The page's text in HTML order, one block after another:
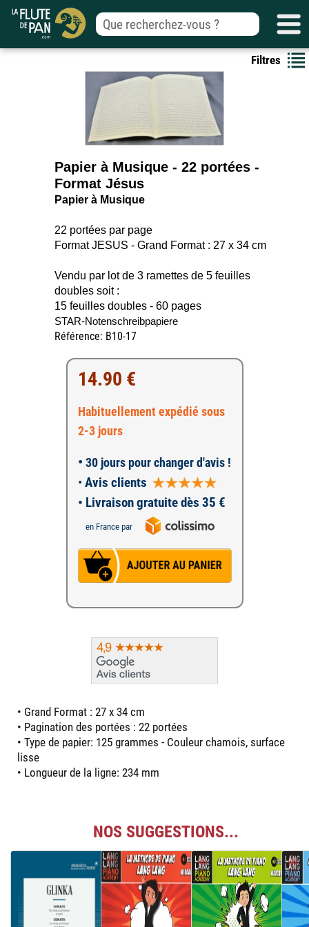
Filtres
Papier à Musique - 22 portées -
Format Jésus
Papier à Musique
22 portées par page
Format JESUS - Grand Format : 27 x 34 cm
Vendu par lot de 3 ramettes de 5 feuilles
doubles soit :
15 feuilles doubles - 60 pages
STAR-Notenschreibpapiere
Référence: B10-17
14.90 €
Habituellement expédié sous
2-3 jours
• 30 jours pour changer d'avis !
• Avis clients
• Livraison gratuite dès 35 €
en France par
• Grand Format : 27 x 34 cm
• Pagination des portées : 22 portées
• Type de papier: 125 grammes - Couleur chamois, surface
lisse
• Longueur de la ligne: 234 mm
NOS SUGGESTIONS...